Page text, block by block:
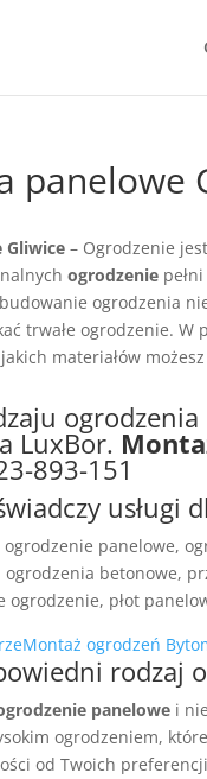
panelowe
Gliwice – Ogrodzenie
ogrodzenie
ogrodzenia
trwałe ogrodzenie.
materiałów
LuxBor.
893-151
usługi
panelowe,
betonowe,
ogrodzenie, płot
Montaż ogrodzeń
rodzaj
panelowe i
ogrodzeniem,
od Twoich